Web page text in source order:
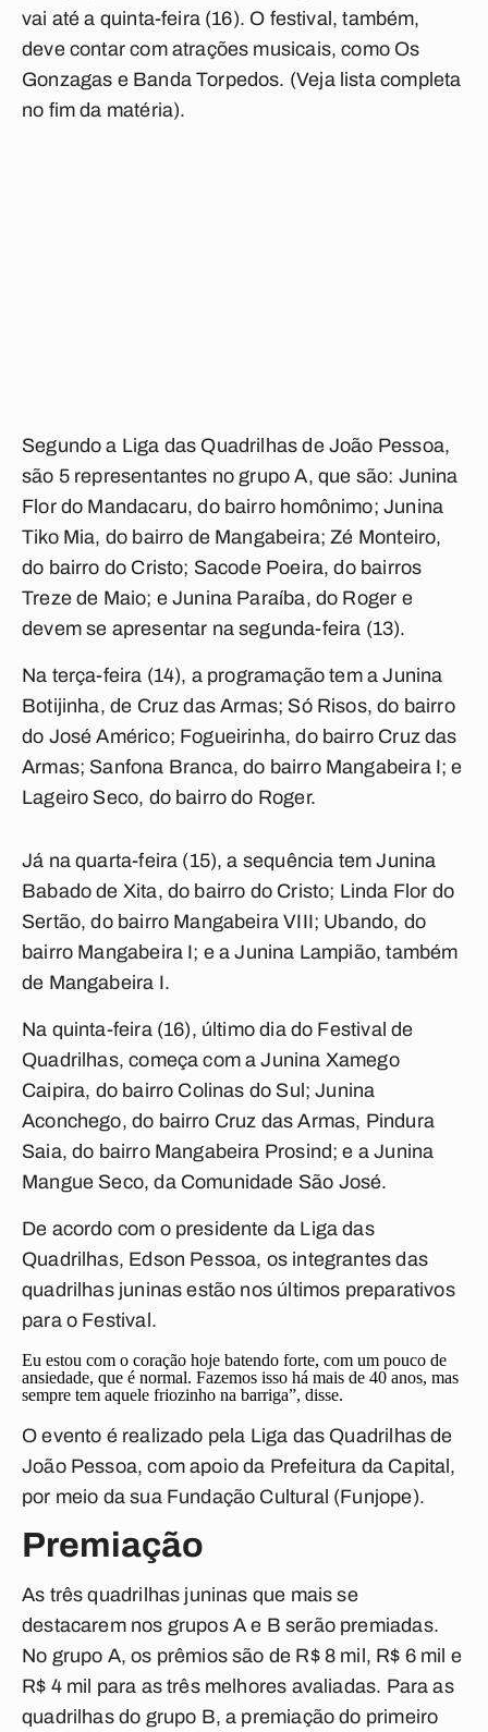
vai até a quinta-feira (16). O festival, também,
deve contar com atrações musicais, como Os
Gonzagas e Banda Torpedos. (Veja lista completa
no fim da matéria).
Segundo a Liga das Quadrilhas de João Pessoa,
são 5 representantes no grupo A, que são: Junina
Flor do Mandacaru, do bairro homônimo; Junina
Tiko Mia, do bairro de Mangabeira; Zé Monteiro,
do bairro do Cristo; Sacode Poeira, do bairros
Treze de Maio; e Junina Paraíba, do Roger e
devem se apresentar na segunda-feira (13).
Na terça-feira (14), a programação tem a Junina
Botijinha, de Cruz das Armas; Só Risos, do bairro
do José Américo; Fogueirinha, do bairro Cruz das
Armas; Sanfona Branca, do bairro Mangabeira I; e
Lageiro Seco, do bairro do Roger.
Já na quarta-feira (15), a sequência tem Junina
Babado de Xita, do bairro do Cristo; Linda Flor do
Sertão, do bairro Mangabeira VIII; Ubando, do
bairro Mangabeira I; e a Junina Lampião, também
de Mangabeira I.
Na quinta-feira (16), último dia do Festival de
Quadrilhas, começa com a Junina Xamego
Caipira, do bairro Colinas do Sul; Junina
Aconchego, do bairro Cruz das Armas, Pindura
Saia, do bairro Mangabeira Prosind; e a Junina
Mangue Seco, da Comunidade São José.
De acordo com o presidente da Liga das
Quadrilhas, Edson Pessoa, os integrantes das
quadrilhas juninas estão nos últimos preparativos
para o Festival.
Eu estou com o coração hoje batendo forte, com um pouco de
ansiedade, que é normal. Fazemos isso há mais de 40 anos, mas
sempre tem aquele friozinho na barriga”, disse.
O evento é realizado pela Liga das Quadrilhas de
João Pessoa, com apoio da Prefeitura da Capital,
por meio da sua Fundação Cultural (Funjope).
Premiação
As três quadrilhas juninas que mais se
destacarem nos grupos A e B serão premiadas.
No grupo A, os prêmios são de R$ 8 mil, R$ 6 mil e
R$ 4 mil para as três melhores avaliadas. Para as
quadrilhas do grupo B, a premiação do primeiro